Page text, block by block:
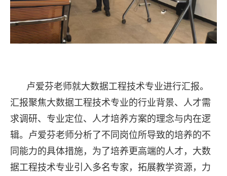
卢爱芬老师就大数据工程技术专业进行汇报。
汇报聚焦大数据工程技术专业的行业背景、人才需
求调研、专业定位、人才培养方案的理念与内在逻
辑。卢爱芬老师分析了不同岗位所导致的培养的不
同能力的具体措施，为了培养更高端的人才，大数
据工程技术专业引入多名专家，拓展教学资源，力